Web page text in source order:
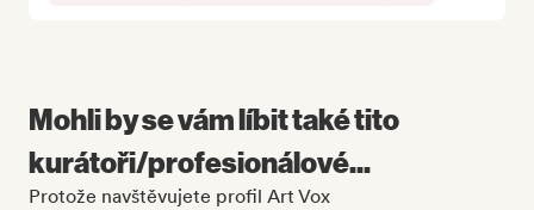
Mohli by se vám líbit také tito
kurátoři/profesionálové...
Protože navštěvujete profil Art Vox